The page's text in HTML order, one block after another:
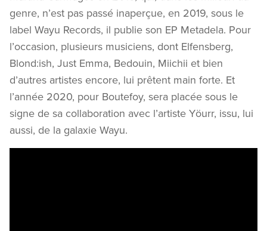
genre, n’est pas passé inaperçue, en 2019, sous le
label Wayu Records, il publie son EP Metadela. Pour
l’occasion, plusieurs musiciens, dont Elfensberg,
Blond:ish, Just Emma, Bedouin, Miichii et bien
d’autres artistes encore, lui prêtent main forte. Et
l’année 2020, pour Boutefoy, sera placée sous le
signe de sa collaboration avec l’artiste Yöurr, issu, lui
aussi, de la galaxie Wayu.